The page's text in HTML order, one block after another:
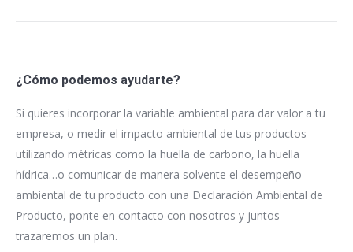
¿Cómo podemos ayudarte?
Si quieres incorporar la variable ambiental para dar valor a tu
empresa, o medir el impacto ambiental de tus productos
utilizando métricas como la huella de carbono, la huella
hídrica…o comunicar de manera solvente el desempeño
ambiental de tu producto con una Declaración Ambiental de
Producto, ponte en contacto con nosotros y juntos
trazaremos un plan.